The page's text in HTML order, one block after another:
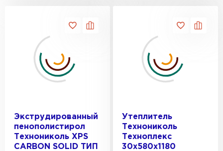
Экструдированный
пенополистирол
Технониколь XPS
CARBON SOLID ТИП
Утеплитель
Технониколь
Техноплекс
30х580х1180